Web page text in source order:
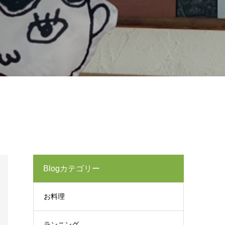
Blogカテゴリー
お料理